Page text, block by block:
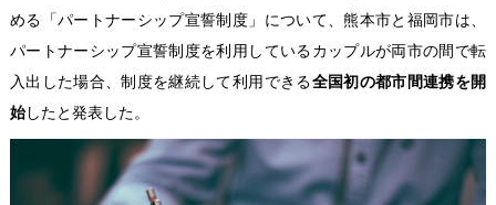
める「パートナーシップ宣誓制度」について、熊本市と福岡市は、
パートナーシップ宣誓制度を利用しているカップルが両市の間で転
入出した場合、制度を継続して利用できる全国初の都市間連携を開
始したと発表した。